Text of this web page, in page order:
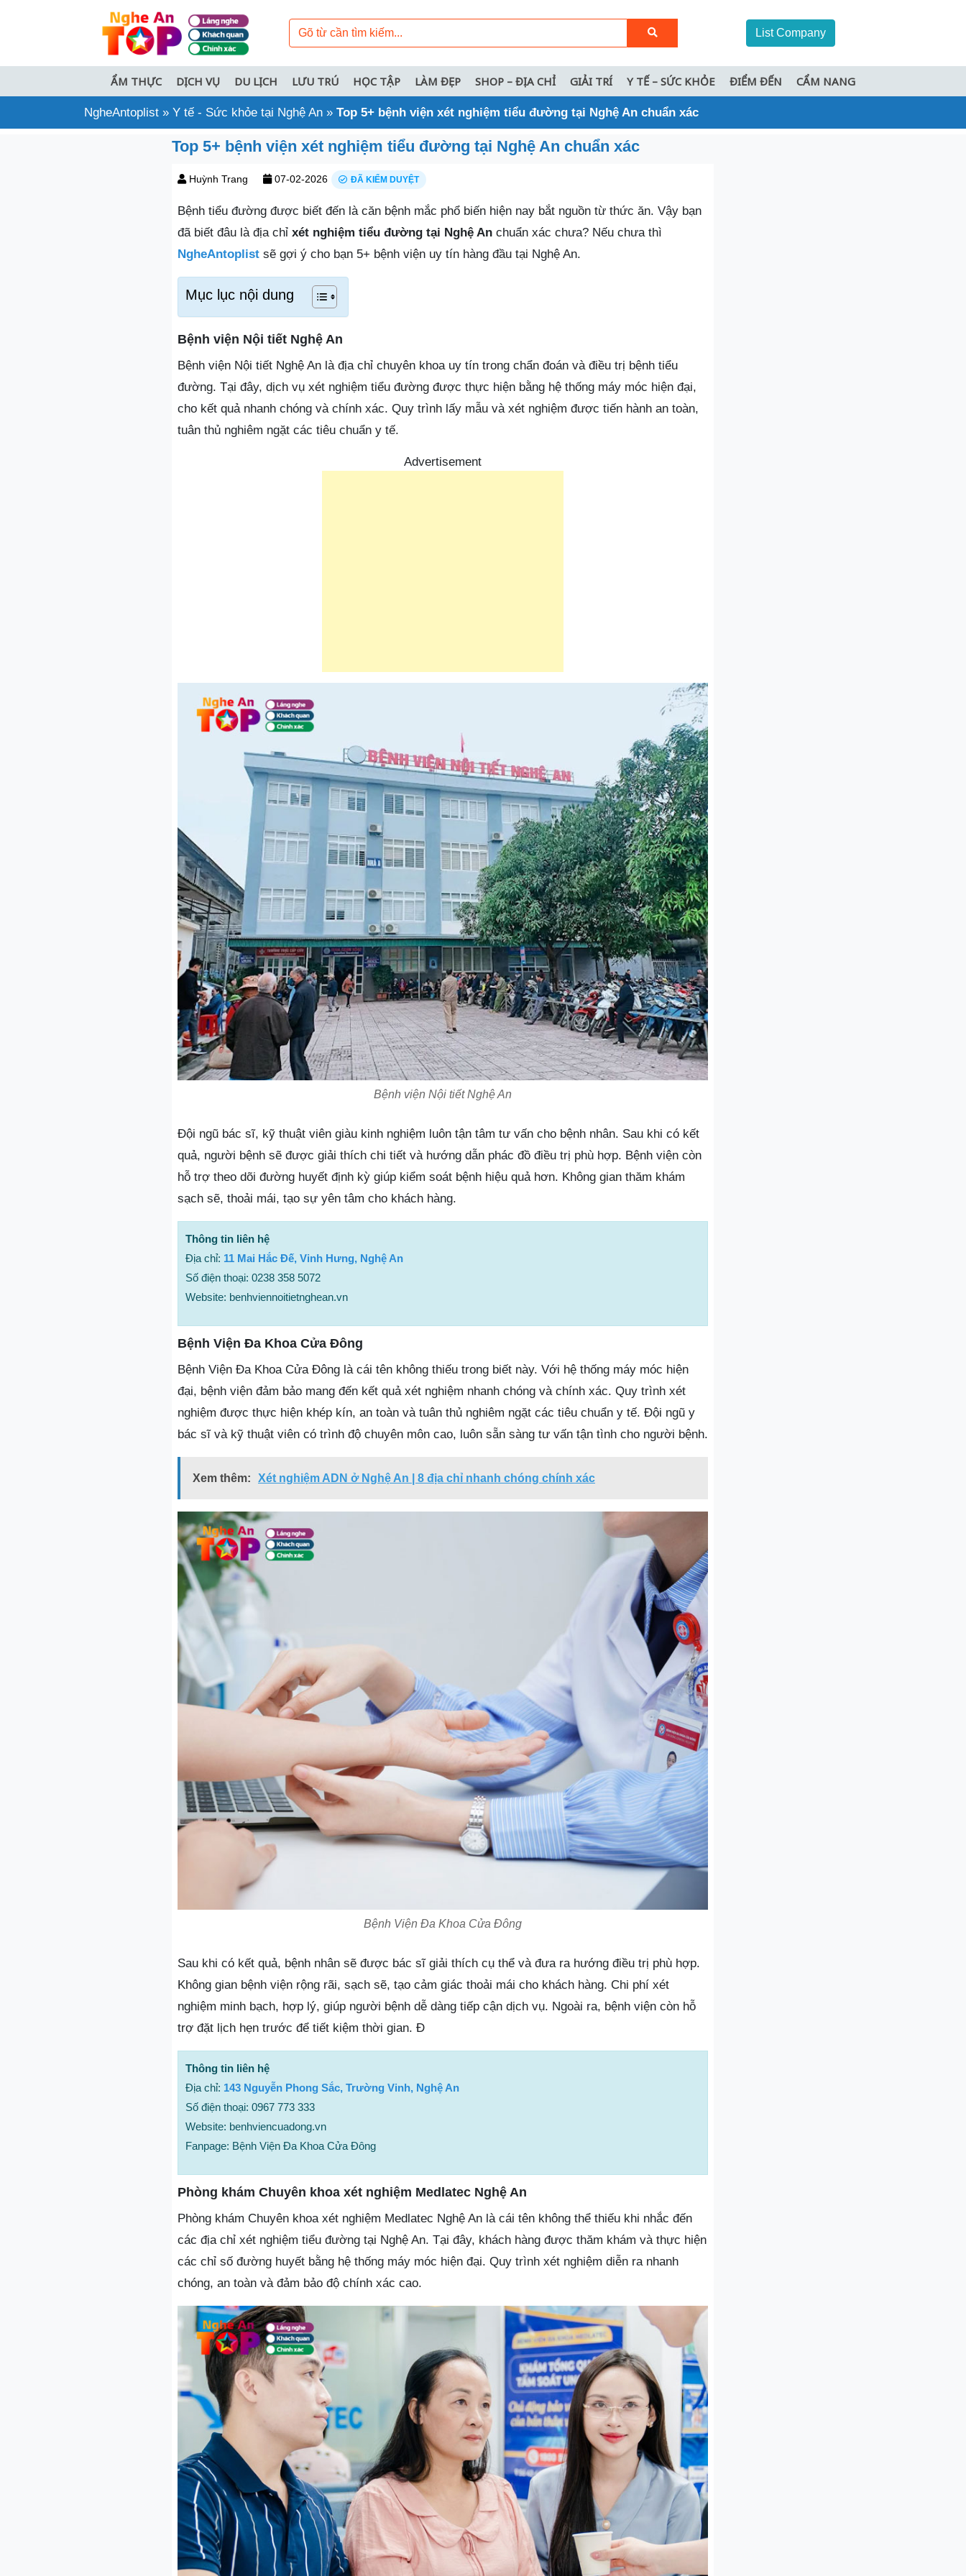
List Company
ẨM THỰC DỊCH VỤ DU LỊCH LƯU TRÚ HỌC TẬP LÀM ĐẸP SHOP – ĐỊA CHỈ GIẢI TRÍ Y TẾ – SỨC KHỎE ĐIỂM ĐẾN CẨM NANG
NgheAntoplist » Y tế - Sức khỏe tại Nghệ An » Top 5+ bệnh viện xét nghiệm tiểu đường tại Nghệ An chuẩn xác
Top 5+ bệnh viện xét nghiệm tiểu đường tại Nghệ An chuẩn xác
Huỳnh Trang 07-02-2026 ĐÃ KIỂM DUYỆT
Bệnh tiểu đường được biết đến là căn bệnh mắc phổ biến hiện nay bắt nguồn từ thức ăn. Vậy bạn
đã biết đâu là địa chỉ xét nghiệm tiểu đường tại Nghệ An chuẩn xác chưa? Nếu chưa thì
NgheAntoplist sẽ gợi ý cho bạn 5+ bệnh viện uy tín hàng đầu tại Nghệ An.
Mục lục nội dung
Bệnh viện Nội tiết Nghệ An
Bệnh viện Nội tiết Nghệ An là địa chỉ chuyên khoa uy tín trong chẩn đoán và điều trị bệnh tiểu
đường. Tại đây, dịch vụ xét nghiệm tiểu đường được thực hiện bằng hệ thống máy móc hiện đại,
cho kết quả nhanh chóng và chính xác. Quy trình lấy mẫu và xét nghiệm được tiến hành an toàn,
tuân thủ nghiêm ngặt các tiêu chuẩn y tế.
Advertisement
Bệnh viện Nội tiết Nghệ An
Đội ngũ bác sĩ, kỹ thuật viên giàu kinh nghiệm luôn tận tâm tư vấn cho bệnh nhân. Sau khi có kết
quả, người bệnh sẽ được giải thích chi tiết và hướng dẫn phác đồ điều trị phù hợp. Bệnh viện còn
hỗ trợ theo dõi đường huyết định kỳ giúp kiểm soát bệnh hiệu quả hơn. Không gian thăm khám
sạch sẽ, thoải mái, tạo sự yên tâm cho khách hàng.
Thông tin liên hệ
Địa chỉ: 11 Mai Hắc Đế, Vinh Hưng, Nghệ An
Số điện thoại: 0238 358 5072
Website: benhviennoitietnghean.vn
Bệnh Viện Đa Khoa Cửa Đông
Bệnh Viện Đa Khoa Cửa Đông là cái tên không thiếu trong biết này. Với hệ thống máy móc hiện
đại, bệnh viện đảm bảo mang đến kết quả xét nghiệm nhanh chóng và chính xác. Quy trình xét
nghiệm được thực hiện khép kín, an toàn và tuân thủ nghiêm ngặt các tiêu chuẩn y tế. Đội ngũ y
bác sĩ và kỹ thuật viên có trình độ chuyên môn cao, luôn sẵn sàng tư vấn tận tình cho người bệnh.
Xem thêm: Xét nghiệm ADN ở Nghệ An | 8 địa chỉ nhanh chóng chính xác
Bệnh Viện Đa Khoa Cửa Đông
Sau khi có kết quả, bệnh nhân sẽ được bác sĩ giải thích cụ thể và đưa ra hướng điều trị phù hợp.
Không gian bệnh viện rộng rãi, sạch sẽ, tạo cảm giác thoải mái cho khách hàng. Chi phí xét
nghiệm minh bạch, hợp lý, giúp người bệnh dễ dàng tiếp cận dịch vụ. Ngoài ra, bệnh viện còn hỗ
trợ đặt lịch hẹn trước để tiết kiệm thời gian. Đ
Thông tin liên hệ
Địa chỉ: 143 Nguyễn Phong Sắc, Trường Vinh, Nghệ An
Số điện thoại: 0967 773 333
Website: benhviencuadong.vn
Fanpage: Bệnh Viện Đa Khoa Cửa Đông
Phòng khám Chuyên khoa xét nghiệm Medlatec Nghệ An
Phòng khám Chuyên khoa xét nghiệm Medlatec Nghệ An là cái tên không thể thiếu khi nhắc đến
các địa chỉ xét nghiệm tiểu đường tại Nghệ An. Tại đây, khách hàng được thăm khám và thực hiện
các chỉ số đường huyết bằng hệ thống máy móc hiện đại. Quy trình xét nghiệm diễn ra nhanh
chóng, an toàn và đảm bảo độ chính xác cao.